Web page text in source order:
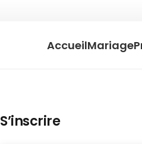
AccueilMariage
S’inscrire